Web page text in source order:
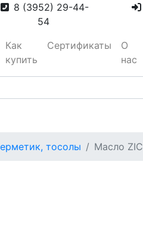
8 (3952) 29-44-
54
Как
купить
Сертификаты
О
нас
тосолы Масло ZIC